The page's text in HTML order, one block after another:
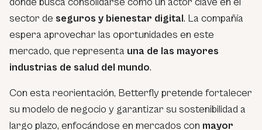
sector de seguros y bienestar digital. La compañía
espera aprovechar las oportunidades en este
mercado, que representa una de las mayores
industrias de salud del mundo.
Con esta reorientación, Betterfly pretende fortalecer
su modelo de negocio y garantizar su sostenibilidad a
largo plazo, enfocándose en mercados con mayor